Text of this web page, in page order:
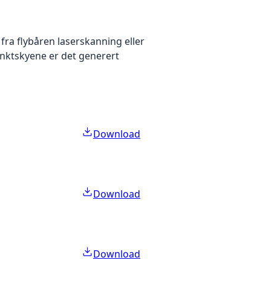
flybåren laserskanning eller
er det generert
Download
Download
Download